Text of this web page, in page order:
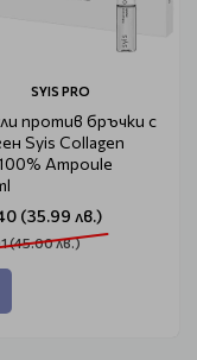
SYIS PRO
против бръчки с
Syis Collagen
Ampoule
(35.99 лв.)
(45.00 лв.)